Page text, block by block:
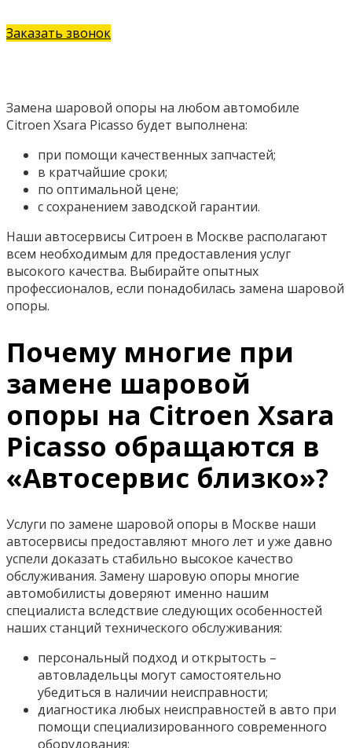
Заказать звонок
Замена шаровой опоры на любом автомобиле
Citroen Xsara Picasso будет выполнена:
при помощи качественных запчастей;
в кратчайшие сроки;
по оптимальной цене;
с сохранением заводской гарантии.
Наши автосервисы Ситроен в Москве располагают
всем необходимым для предоставления услуг
высокого качества. Выбирайте опытных
профессионалов, если понадобилась замена шаровой
опоры.
Почему многие при
замене шаровой
опоры на Citroen Xsara
Picasso обращаются в
«Автосервис близко»?
Услуги по замене шаровой опоры в Москве наши
автосервисы предоставляют много лет и уже давно
успели доказать стабильно высокое качество
обслуживания. Замену шаровую опоры многие
автомобилисты доверяют именно нашим
специалиста вследствие следующих особенностей
наших станций технического обслуживания:
персональный подход и открытость –
автовладельцы могут самостоятельно
убедиться в наличии неисправности;
диагностика любых неисправностей в авто при
помощи специализированного современного
оборудования;